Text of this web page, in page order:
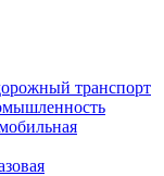
транспорт